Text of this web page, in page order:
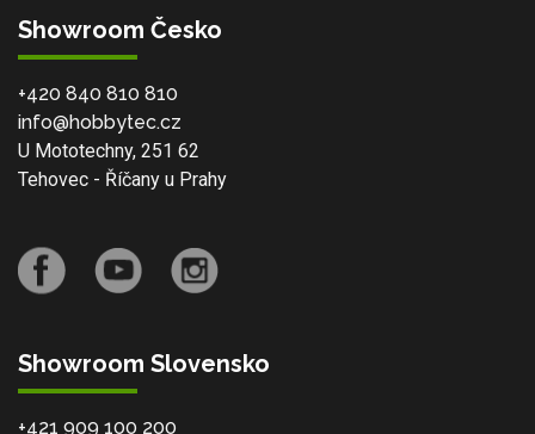
Showroom Česko
+420 840 810 810
info@hobbytec.cz
U Mototechny, 251 62
Tehovec - Říčany u Prahy
Showroom Slovensko
+421 909 100 200